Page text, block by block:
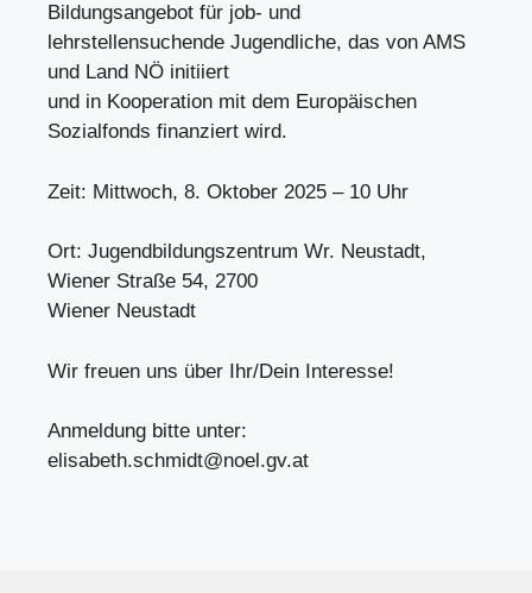
Bildungsangebot für job- und
lehrstellensuchende Jugendliche, das von AMS
und Land NÖ initiiert
und in Kooperation mit dem Europäischen
Sozialfonds finanziert wird.
Zeit: Mittwoch, 8. Oktober 2025 – 10 Uhr
Ort: Jugendbildungszentrum Wr. Neustadt,
Wiener Straße 54, 2700
Wiener Neustadt
Wir freuen uns über Ihr/Dein Interesse!
Anmeldung bitte unter:
elisabeth.schmidt@noel.gv.at